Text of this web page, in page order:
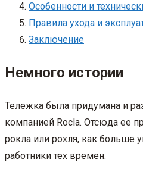
Особенности и
Правила ухода и
Заключение
Немного истории
Тележка была придумана и
компанией Rocla. Отсюда ее
рокла или рохля, как больше
работники тех времен.